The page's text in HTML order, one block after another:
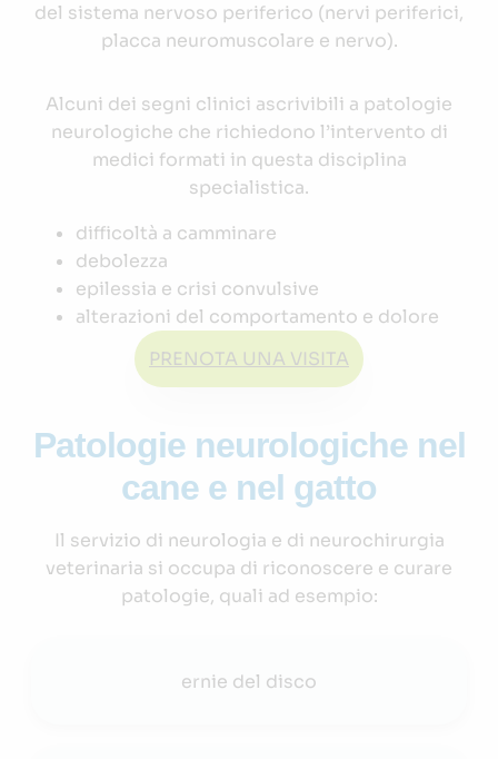
del sistema nervoso periferico (nervi periferici,
placca neuromuscolare e nervo).
Alcuni dei segni clinici ascrivibili a patologie
neurologiche che richiedono l’intervento di
medici formati in questa disciplina
specialistica.
difficoltà a camminare
debolezza
epilessia e crisi convulsive
alterazioni del comportamento e dolore
PRENOTA UNA VISITA
Patologie neurologiche nel
cane e nel gatto
Il servizio di neurologia e di neurochirurgia
veterinaria si occupa di riconoscere e curare
patologie, quali ad esempio:
ernie del disco